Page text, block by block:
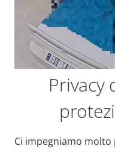
Privacy
Ci impegniamo